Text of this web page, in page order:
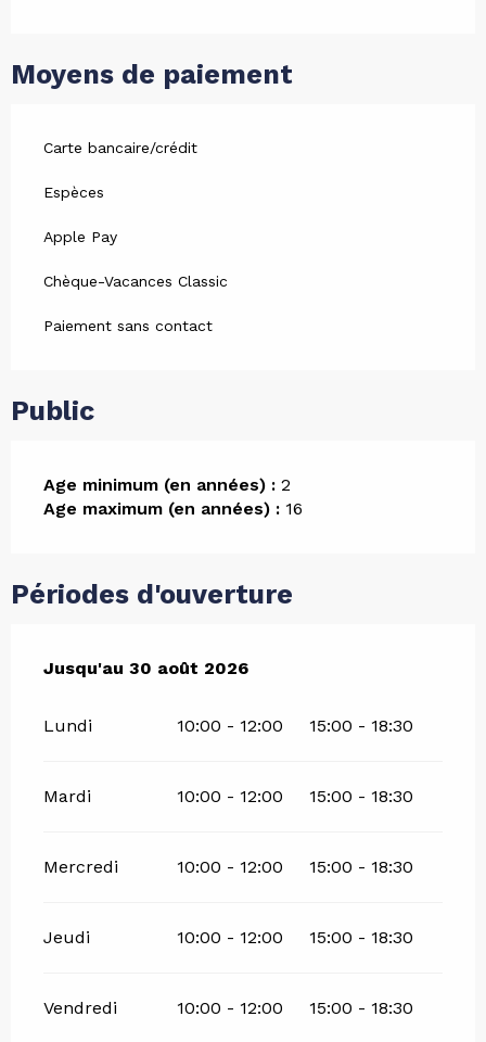
Moyens de paiement
Carte bancaire/crédit
Espèces
Apple Pay
Chèque-Vacances Classic
Paiement sans contact
Public
Age minimum (en années) : 2
Age maximum (en années) : 16
Périodes d'ouverture
Du6 juillet 2026au30 août 2026
Jusqu'au 30 août 2026
Lundi 10:00 - 12:00 15:00 - 18:30
Mardi 10:00 - 12:00 15:00 - 18:30
Mercredi 10:00 - 12:00 15:00 - 18:30
Jeudi 10:00 - 12:00 15:00 - 18:30
Vendredi 10:00 - 12:00 15:00 - 18:30